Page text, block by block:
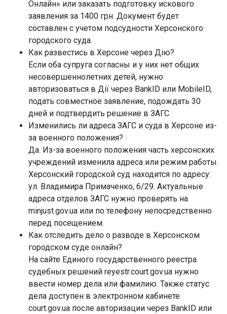
Онлайн» или заказать подготовку искового
заявления за 1400 грн. Документ будет
составлен с учетом подсудности Херсонского
городского суда.
Как развестись в Херсоне через Дію?
Если оба супруга согласны и у них нет общих
несовершеннолетних детей, нужно
авторизоваться в Дії через BankID или MobileID,
подать совместное заявление, подождать 30
дней и подтвердить решение в ЗАГС.
Изменились ли адреса ЗАГС и суда в Херсоне из-
за военного положения?
Да. Из-за военного положения часть херсонских
учреждений изменила адреса или режим работы.
Херсонский городской суд находится по адресу:
ул. Владимира Примаченко, 6/29. Актуальные
адреса отделов ЗАГС нужно проверять на
minjust.gov.ua или по телефону непосредственно
перед посещением.
Как отследить дело о разводе в Херсонском
городском суде онлайн?
На сайте Единого государственного реестра
судебных решений reyestr.court.gov.ua нужно
ввести номер дела или фамилию. Также статус
дела доступен в электронном кабинете
court.gov.ua после авторизации через BankID или